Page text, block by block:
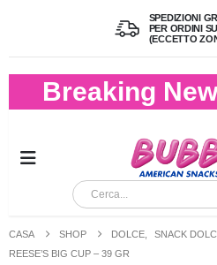
SPEDIZIONI
PER ORDINI
(ECCETTO
Breaking
CASA SHOP DOLCE SNACK
REESE’S BIG CUP – 39 GR